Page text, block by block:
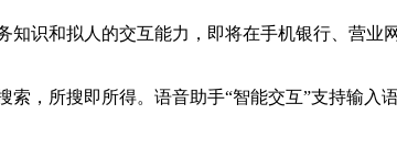
识和拟人的交互能力，即将在手机银行、营业
，所搜即所得。语音助手“智能交互”支持输入